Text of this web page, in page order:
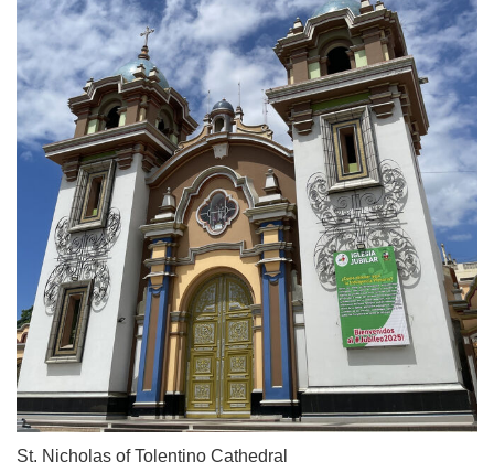
St. Nicholas of Tolentino Cathedral